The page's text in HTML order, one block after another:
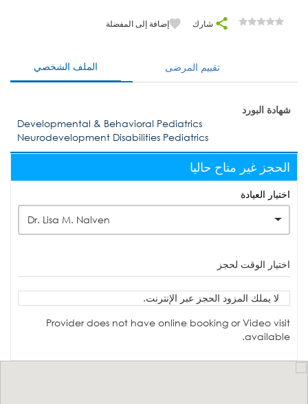
شارك إضافة إلى المفضلة
الملف الشخصي تقييم المرضى
شهادة البورد
Developmental & Behavioral Pediatrics
Neurodevelopment Disabilities Pediatrics
الحجز غير متاح حاليا
اختيار العيادة
Dr. Lisa M. Nalven
اختيار الوقت لحجز
لا يملك المزود الحجز عبر الإنترنت.
Provider does not have online booking or Video visit
available.